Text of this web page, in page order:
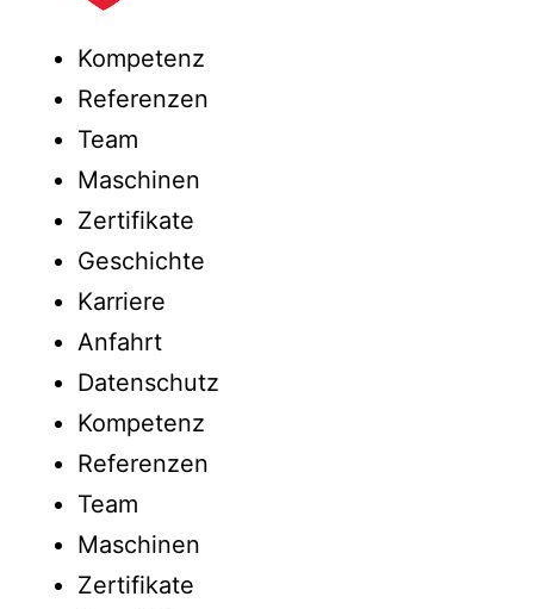
Kompetenz
Referenzen
Team
Maschinen
Zertifikate
Geschichte
Karriere
Anfahrt
Datenschutz
Kompetenz
Referenzen
Team
Maschinen
Zertifikate